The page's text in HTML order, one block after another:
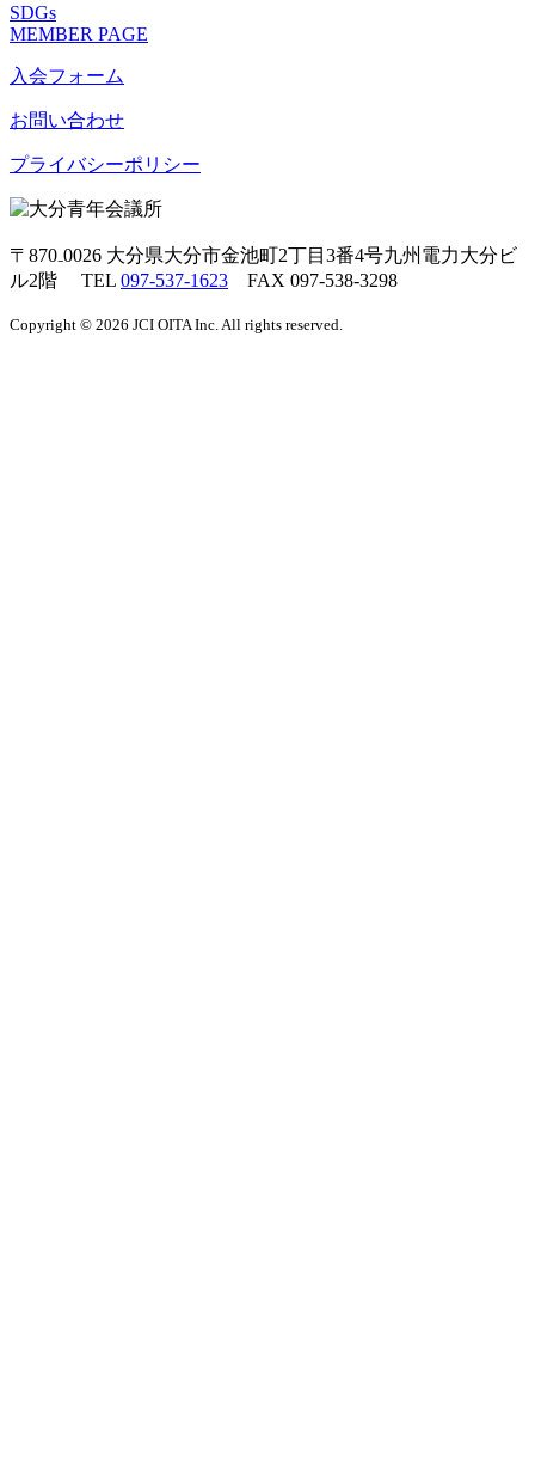
SDGs
MEMBER PAGE
入会フォーム
お問い合わせ
プライバシーポリシー
〒870₋0026 大分県大分市金池町2丁目3番4号九州電力大分ビ
ル2階 TEL 097-537-1623 FAX 097-538-3298
Copyright © 2026 JCI OITA Inc. All rights reserved.